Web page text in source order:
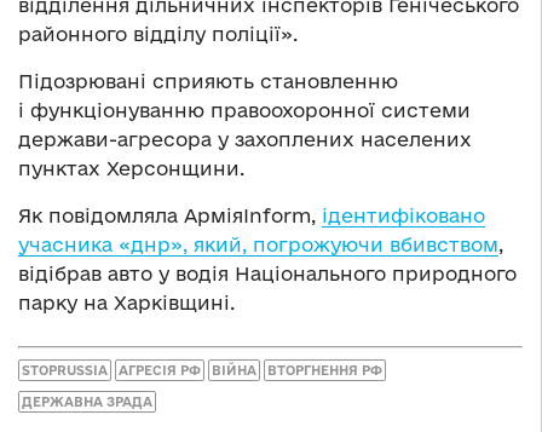
відділення дільничних інспекторів Генічеського
районного відділу поліції».
Підозрювані сприяють становленню
і функціонуванню правоохоронної системи
держави-агресора у захоплених населених
пунктах Херсонщини.
Як повідомляла АрміяInform, ідентифіковано
учасника «днр», який, погрожуючи вбивством,
відібрав авто у водія Національного природного
парку на Харківщині.
STOPRUSSIA АГРЕСІЯ РФ ВІЙНА ВТОРГНЕННЯ РФ
ДЕРЖАВНА ЗРАДА